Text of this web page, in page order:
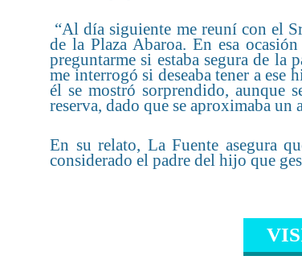
“Al día siguiente me reuní con el
de la Plaza Abaroa. En esa
preguntarme si estaba segura de la
me interrogó si deseaba tener a
él se mostró sorprendido, aunque
reserva, dado que se aproximaba un
En su relato, La Fuente asegura
considerado el padre del hijo que